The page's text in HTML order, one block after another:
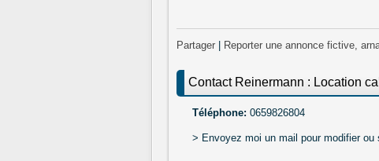
Partager Reporter une annonce fictive,
Contact Reinermann : Location
Téléphone: 0659826804
> Envoyez moi un mail pour modifier ou